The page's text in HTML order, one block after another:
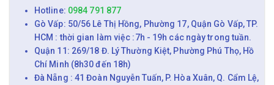
Hotline: 0984 791 877
Gò Vấp: 50/56 Lê Thị Hồng, Phường 17, Quận Gò Vấp, TP.
HCM : thời gian làm việc :7h - 19h các ngày trong tuần.
Quận 11: 269/18 Đ. Lý Thường Kiệt, Phường Phú Thọ, Hồ
Chí Minh (8h30 đến 18h)
Đà Nẵng : 41 Đoàn Nguyễn Tuấn, P. Hòa Xuân, Q. Cẩm Lệ,